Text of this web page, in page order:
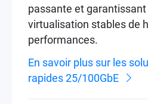
passante et
virtualisation stables de
performances.
En savoir plus sur les
rapides 25/100GbE